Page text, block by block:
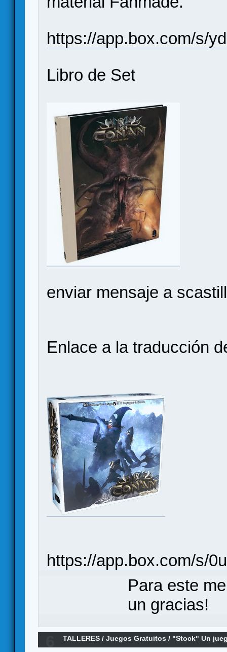
https://app.box.com/s/
Libro de Set
enviar mensaje a
Enlace a la traducción
https://app.box.com/s/
Para este
un gracias!
TALLERES /Juegos Gratuitos/ "Stock" Un